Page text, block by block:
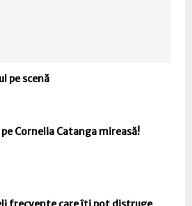
pe scenă
Cornelia Catanga mireasă!